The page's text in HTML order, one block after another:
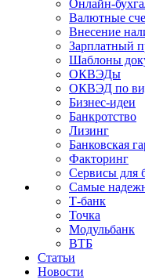
Онлайн-
Валютные
Внесение
Зарплатный
Шаблоны
ОКВЭДы
ОКВЭД по
Бизнес-идеи
Банкротство
Лизинг
Банковская
Факторинг
Сервисы для
Самые
Т-банк
Точка
Модульбанк
ВТБ
Статьи
Новости